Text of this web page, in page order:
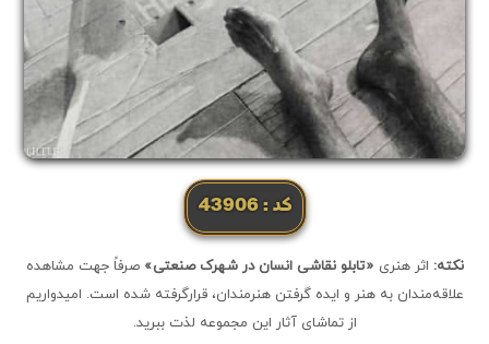
کد: 43906
نکته: اثر هنری «تابلو نقاشی انسان در شهرک صنعتی» صرفاً جهت مشاهده
علاقه‌مندان به هنر و ایده گرفتن هنرمندان، قرارگرفته شده است. امیدواریم
از تماشای آثار این مجموعه لذت ببرید.